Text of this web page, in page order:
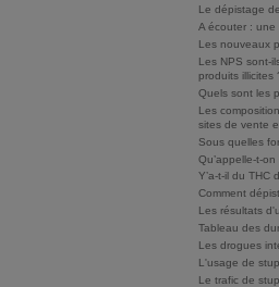
Le dépistage
A écouter : une
Les nouveaux
Les NPS sont-
produits illicites
Quels sont les
Les
sites de vente
Sous quelles
Qu’appelle-t-
Y’a-t-il du THC
Comment
Les résultats
Tableau des
Les drogues
L'usage de
Le trafic de